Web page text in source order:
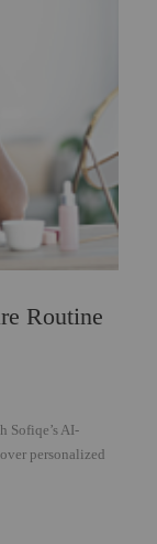
Routine
Sofiqe’s AI-
personalized